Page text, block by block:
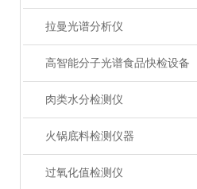
拉曼光谱分析仪
高智能分子光谱食品快检设备
肉类水分检测仪
火锅底料检测仪器
过氧化值检测仪